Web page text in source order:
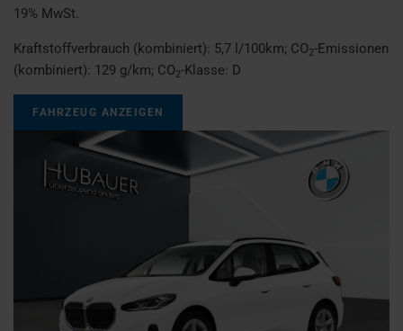
19% MwSt.
Kraftstoffverbrauch (kombiniert): 5,7 l/100km; CO2-Emissionen
(kombiniert): 129 g/km; CO2-Klasse: D
FAHRZEUG ANZEIGEN